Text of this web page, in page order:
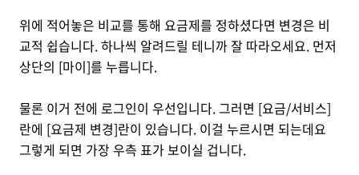
위에 적어놓은 비교를 통해 요금제를 정하셨다면 변경은 비
교적 쉽습니다. 하나씩 알려드릴 테니까 잘 따라오세요. 먼저
상단의 [마이]를 누릅니다.
물론 이거 전에 로그인이 우선입니다. 그러면 [요금/서비스]
란에 [요금제 변경]란이 있습니다. 이걸 누르시면 되는데요
그렇게 되면 가장 우측 표가 보이실 겁니다.